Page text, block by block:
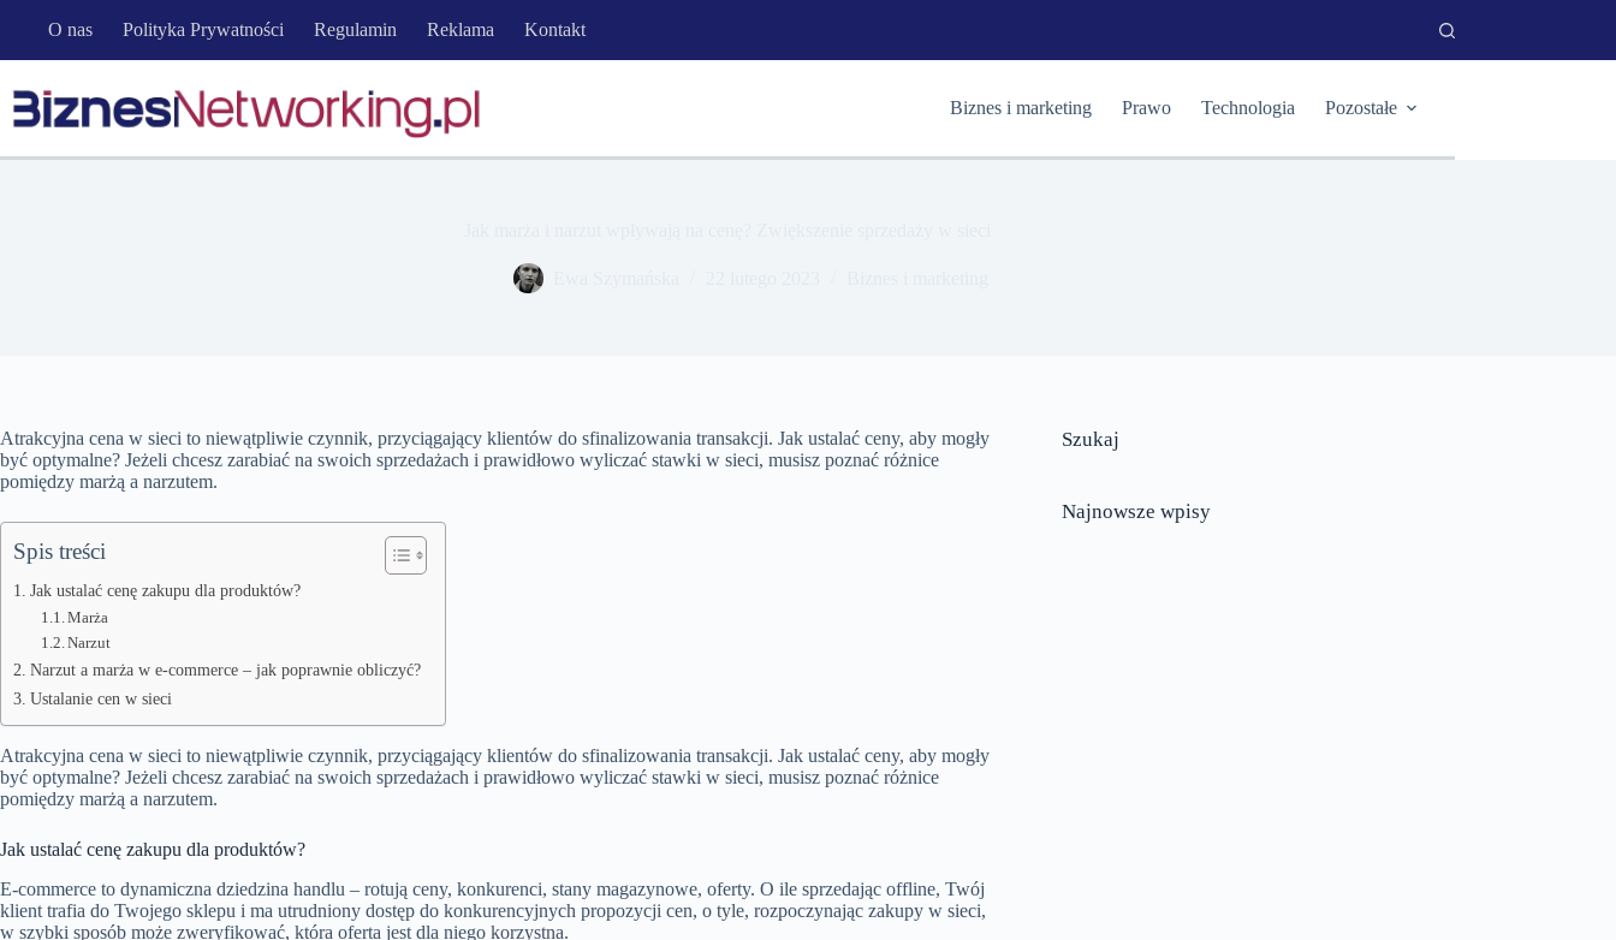
O nas Polityka Prywatności Regulamin Reklama Kontakt
Biznes i marketing Prawo Technologia Pozostałe
Atrakcyjna cena w sieci to niewątpliwie czynnik, przyciągający klientów do sfinalizowania transakcji. Jak ustalać ceny, aby mogły
być optymalne? Jeżeli chcesz zarabiać na swoich sprzedażach i prawidłowo wyliczać stawki w sieci, musisz poznać różnice
pomiędzy marżą a narzutem.
Spis treści
Jak ustalać cenę zakupu dla produktów?
Marża
Narzut
Narzut a marża w e-commerce – jak poprawnie obliczyć?
Ustalanie cen w sieci
Atrakcyjna cena w sieci to niewątpliwie czynnik, przyciągający klientów do sfinalizowania transakcji. Jak ustalać ceny, aby mogły
być optymalne? Jeżeli chcesz zarabiać na swoich sprzedażach i prawidłowo wyliczać stawki w sieci, musisz poznać różnice
pomiędzy marżą a narzutem.
Jak ustalać cenę zakupu dla produktów?
E-commerce to dynamiczna dziedzina handlu – rotują ceny, konkurenci, stany magazynowe, oferty. O ile sprzedając offline, Twój
klient trafia do Twojego sklepu i ma utrudniony dostęp do konkurencyjnych propozycji cen, o tyle, rozpoczynając zakupy w sieci,
w szybki sposób może zweryfikować, która oferta jest dla niego korzystna.
Szukaj
Najnowsze wpisy